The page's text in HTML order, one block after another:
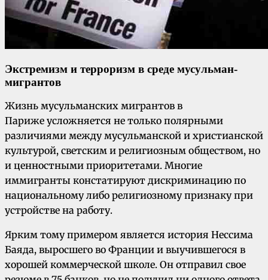
Экстремизм и терроризм в среде мусульман-
мигрантов
Жизнь мусульманских мигрантов в
Париже усложняется не только полярными
различиями между мусульманской и христианской
культурой, светским и религиозным обществом, но
и ценностными приоритетами. Многие
иммигранты констатируют дискриминацию по
национальному либо религиозному признаку при
устройстве на работу.
Ярким тому примером является история Нессима
Баяда, выросшего во Франции и выучившегося в
хорошей коммерческой школе. Он отправил свое